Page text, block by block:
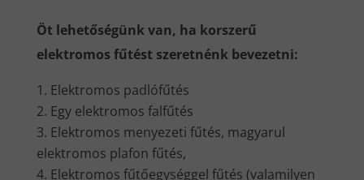
Öt lehetőségünk van, ha korszerű
elektromos fűtést szeretnénk bevezetni:
Elektromos padlófűtés
Egy elektromos falfűtés
Elektromos menyezeti fűtés, magyarul
elektromos plafon fűtés,
Elektromos fűtőegységgel fűtés (valamilyen